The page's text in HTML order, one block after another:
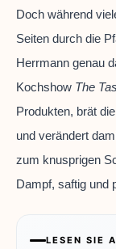
Doch während
Seiten durch die
Herrmann genau
Kochshow The
Produkten, brät
und verändert
zum knusprigen
Dampf, saftig und
LESEN SIE